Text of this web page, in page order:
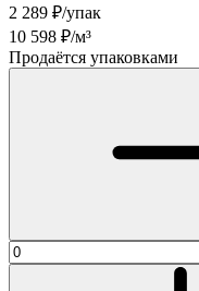
2 289 ₽/упак
10 598 ₽/м³
Продаётся упаковками